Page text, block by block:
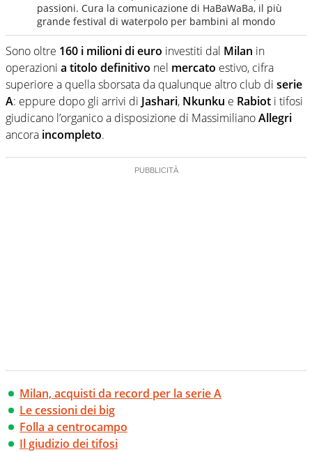
passioni. Cura la comunicazione di HaBaWaBa, il più
grande festival di waterpolo per bambini al mondo
Sono oltre 160 i milioni di euro investiti dal Milan in
operazioni a titolo definitivo nel mercato estivo, cifra
superiore a quella sborsata da qualunque altro club di serie
A: eppure dopo gli arrivi di Jashari, Nkunku e Rabiot i tifosi
giudicano l’organico a disposizione di MassimilianoAllegri
ancora incompleto.
Milan, acquisti da record per la serie A
Le cessioni dei big
Folla a centrocampo
Il giudizio dei tifosi